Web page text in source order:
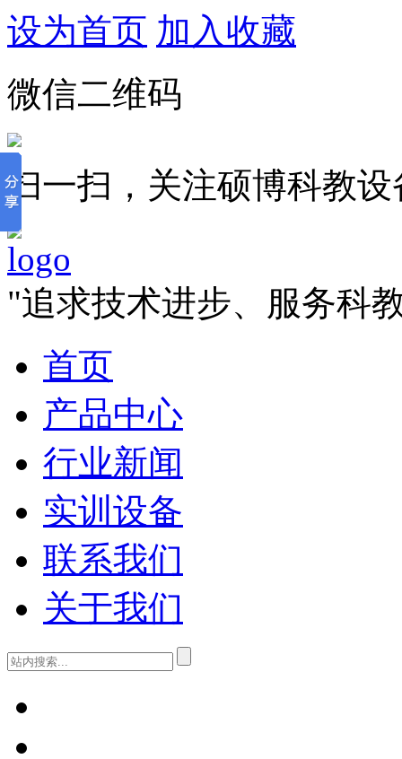
设为首页 加入收藏
微信二维码
扫一扫，关注硕博科教设
"追求技术进步、服务科
首页
产品中心
行业新闻
实训设备
联系我们
关于我们